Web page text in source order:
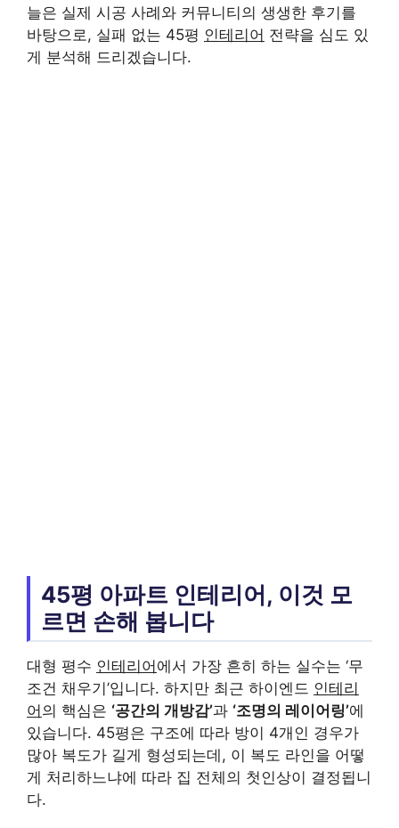
늘은 실제 시공 사례와 커뮤니티의 생생한 후기를
바탕으로, 실패 없는 45평 인테리어 전략을 심도 있
게 분석해 드리겠습니다.
45평 아파트 인테리어, 이것 모
르면 손해 봅니다
대형 평수 인테리어 에서 가장 흔히 하는 실수는 ‘무
조건 채우기’입니다. 하지만 최근 하이엔드 인테리
어 의 핵심은 ‘공간의 개방감’과 ‘조명의 레이어링’에
있습니다. 45평은 구조에 따라 방이 4개인 경우가
많아 복도가 길게 형성되는데, 이 복도 라인을 어떻
게 처리하느냐에 따라 집 전체의 첫인상이 결정됩니
다.